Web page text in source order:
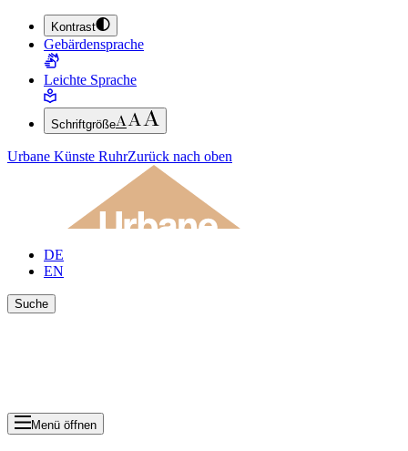
ZUM HAUPTINHALT SPRINGEN (ENTER DRÜCKEN)
ZUM FUSSBEREICH SPRINGEN (ENTER DRÜCKEN)
Kontrast
Gebärdensprache
Leichte Sprache
Schriftgröße
Urbane Künste RuhrZurück nach oben
DE
EN
Suche
Menü öffnen